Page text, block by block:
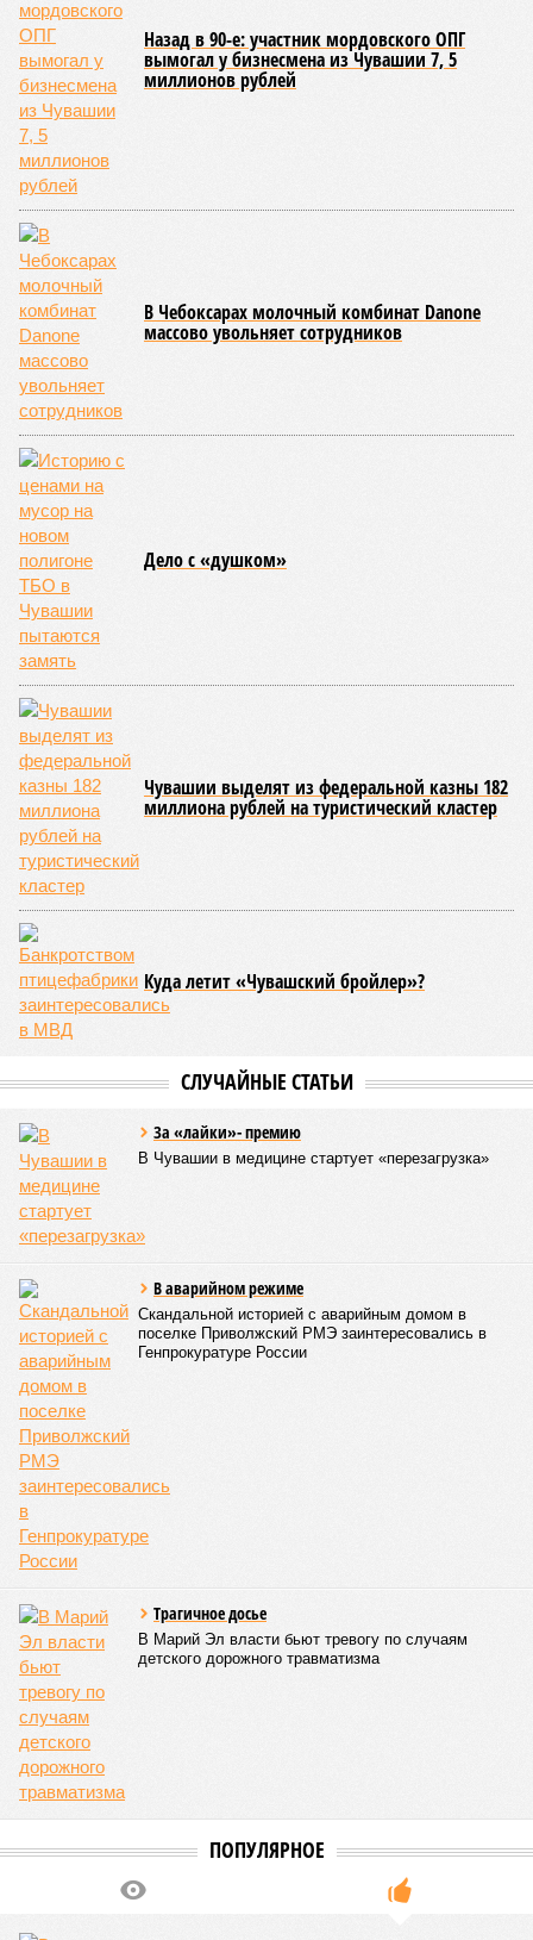
Назад в 90-е: участник мордовского ОПГ
вымогал у бизнесмена из Чувашии 7, 5
миллионов рублей
В Чебоксарах молочный комбинат Danone
массово увольняет сотрудников
Дело с «душком»
Чувашии выделят из федеральной казны 182
миллиона рублей на туристический кластер
Куда летит «Чувашский бройлер»?
СЛУЧАЙНЫЕ СТАТЬИ
За «лайки»- премию
В Чувашии в медицине стартует «перезагрузка»
В аварийном режиме
Скандальной историей с аварийным домом в
поселке Приволжский РМЭ заинтересовались в
Генпрокуратуре России
Трагичное досье
В Марий Эл власти бьют тревогу по случаям
детского дорожного травматизма
ПОПУЛЯРНОЕ